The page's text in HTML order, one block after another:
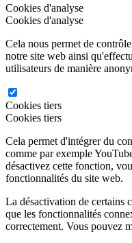
Cookies d'analyse
Cookies d'analyse
Cela nous permet de
notre site web ainsi
utilisateurs de manière
Cookies tiers
Cookies tiers
Cela permet d'intégrer du
comme par exemple
désactivez cette fonction,
fonctionnalités du site web.
La désactivation de certains
que les fonctionnalités
correctement. Vous pouvez